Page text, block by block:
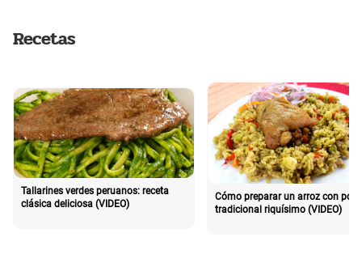
Recetas
Tallarines verdes peruanos: receta
clásica deliciosa (VIDEO)
Cómo preparar un arroz con pollo
tradicional riquísimo (VIDEO)